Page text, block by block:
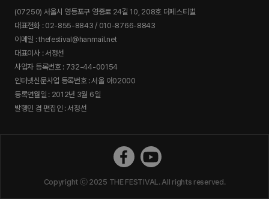
(07250) 서울시 영등포구 영중로 24길 10, 208호 더페스티벌
대표전화 : 02-855-8843 / 010-8766-8843
이메일 : thefestival@hanmail.net
대표이사 : 서정선
사업자 등록번호 : 732-44-00154
인터넷신문사업 등록번호 : 서울 아02000
등록연월일 : 2012년 3월 6일
발행인 겸 편집인 : 서정선
Copyright ⓒ 2025 THE FESTIVAL. All rights reserved.
더페스티벌 페이스북
더페스티벌 유튜브